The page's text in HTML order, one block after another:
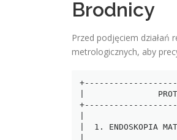
Brodnicy
Przed podjęciem działań
metrologicznych, aby
|
|  1. ENDOSKOPIA